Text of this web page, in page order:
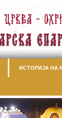
ИСТОРИЈА НА